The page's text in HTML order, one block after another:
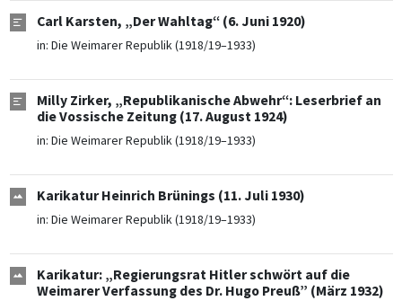
Carl Karsten, „Der Wahltag“ (6. Juni 1920)
in: Die Weimarer Republik (1918/19–1933)
Milly Zirker, „Republikanische Abwehr“: Leserbrief an
die Vossische Zeitung (17. August 1924)
in: Die Weimarer Republik (1918/19–1933)
Karikatur Heinrich Brünings (11. Juli 1930)
in: Die Weimarer Republik (1918/19–1933)
Karikatur: „Regierungsrat Hitler schwört auf die
Weimarer Verfassung des Dr. Hugo Preuß” (März 1932)